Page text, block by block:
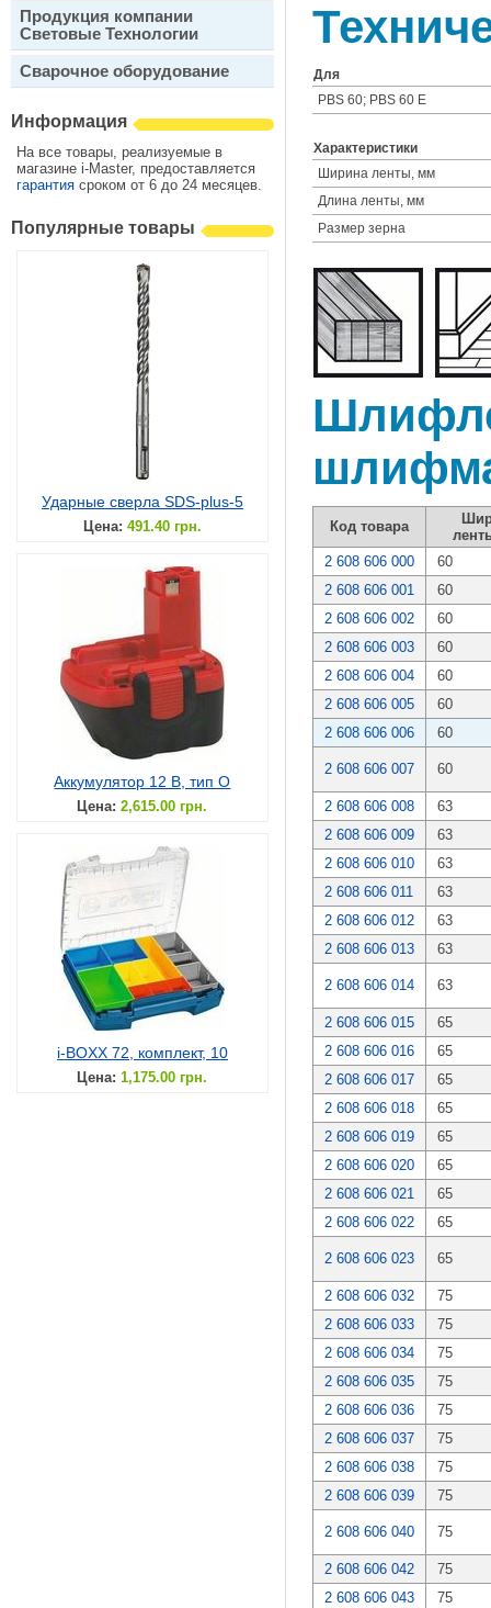
Продукция компании
Световые Технологии
Сварочное оборудование
Информация
На все товары, реализуемые в
магазине i-Master, предоставляется
гарантия сроком от 6 до 24 месяцев.
Популярные товары
Ударные сверла SDS-plus-5
Цена: 491.40 грн.
Аккумулятор 12 В, тип O
Цена: 2,615.00 грн.
i-BOXX 72, комплект, 10
Цена: 1,175.00 грн.
Для
PBS 60; PBS 60 E
Характеристики
Ширина ленты, мм
Длина ленты, мм
Размер зерна
Код товара
2 608 606 000
60
2 608 606 001
60
2 608 606 002
60
2 608 606 003
60
2 608 606 004
60
2 608 606 005
60
2 608 606 006
60
2 608 606 007 60
2 608 606 008
63
2 608 606 009
63
2 608 606 010
63
2 608 606 011
63
2 608 606 012
63
2 608 606 013
63
2 608 606 014 63
2 608 606 015
65
2 608 606 016
65
2 608 606 017
65
2 608 606 018
65
2 608 606 019
65
2 608 606 020
65
2 608 606 021
65
2 608 606 022
65
2 608 606 023 65
2 608 606 032
75
2 608 606 033
75
2 608 606 034
75
2 608 606 035
75
2 608 606 036
75
2 608 606 037
75
2 608 606 038
75
2 608 606 039
75
2 608 606 040 75
2 608 606 042
75
2 608 606 043
75